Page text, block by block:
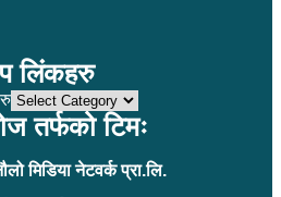
लिंकहरु
तर्फको टिमः
मिडिया नेटवर्क प्रा.लि.